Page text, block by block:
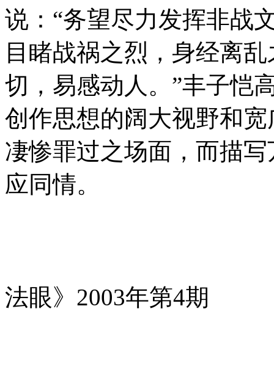
说：“务望尽力发挥非战
目睹战祸之烈，身经离
切，易感动人。”丰子恺
创作思想的阔大视野和
凄惨罪过之场面，而描
应同情。
法眼》2003年第4期